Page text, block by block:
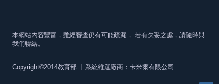
本網站內容豐富，雖經審查仍有可能疏漏， 若有欠妥之處，請隨時與
我們聯絡。
Copyright©2014教育部 丨系統維運廠商：卡米爾有限公司